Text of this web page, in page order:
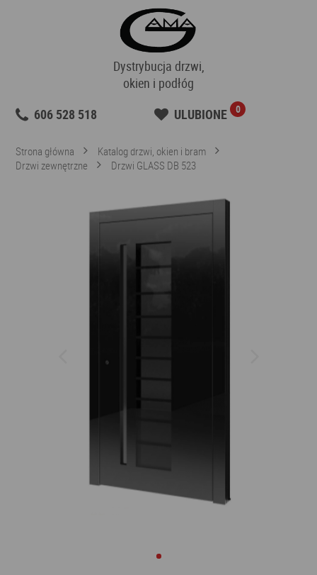
Dystrybucja drzwi,
okien i podłóg
606 528 518
ULUBIONE 0
Strona główna
Katalog drzwi, okien i bram
Drzwi zewnętrzne
Drzwi GLASS DB 523